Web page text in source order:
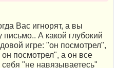
Вас игнорят, а вы
письмо.. А какой глубокий
игре: "он посмотрел",
посмотрел", а он все
"не навязываетесь"